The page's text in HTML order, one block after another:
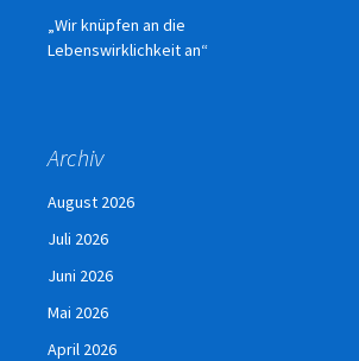
„Wir knüpfen an die
Lebenswirklichkeit an“
Archiv
August 2026
Juli 2026
Juni 2026
Mai 2026
April 2026